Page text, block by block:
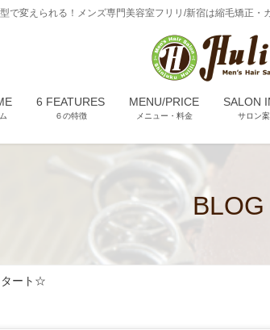
で変えられる！メンズ専門美容室フリリ/新宿は縮毛矯正・
6 FEATURES
６の特徴
MENU/PRICE
メニュー・料金
SALON
サロン
BLOG
タート☆